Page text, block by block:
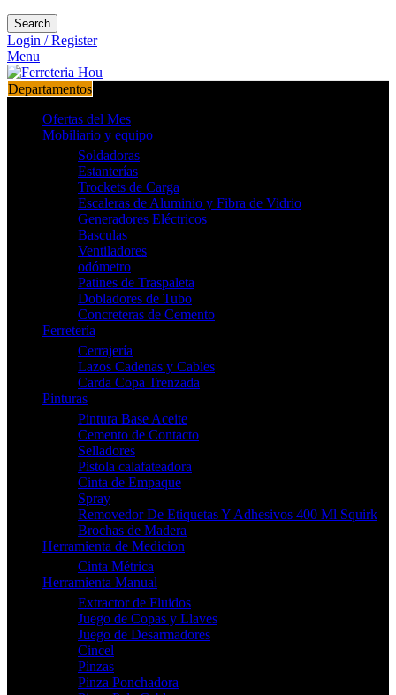
Search
Login / Register
Menu
Departamentos
Ofertas del Mes
Mobiliario y equipo
Soldadoras
Estanterías
Trockets de Carga
Escaleras de Aluminio y Fibra de Vidrio
Generadores Eléctricos
Basculas
Ventiladores
odómetro
Patines de Traspaleta
Dobladores de Tubo
Concreteras de Cemento
Ferretería
Cerrajería
Lazos Cadenas y Cables
Carda Copa Trenzada
Pinturas
Pintura Base Aceite
Cemento de Contacto
Selladores
Pistola calafateadora
Cinta de Empaque
Spray
Removedor De Etiquetas Y Adhesivos 400 Ml Squirk
Brochas de Madera
Herramienta de Medicion
Cinta Métrica
Herramienta Manual
Extractor de Fluidos
Juego de Copas y Llaves
Juego de Desarmadores
Cincel
Pinzas
Pinza Ponchadora